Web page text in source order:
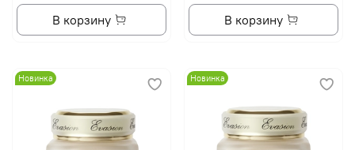
В корзину В корзину
Новинка Новинка